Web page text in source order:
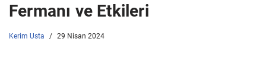
Fermanı ve Etkileri
Kerim Usta 29 Nisan 2024